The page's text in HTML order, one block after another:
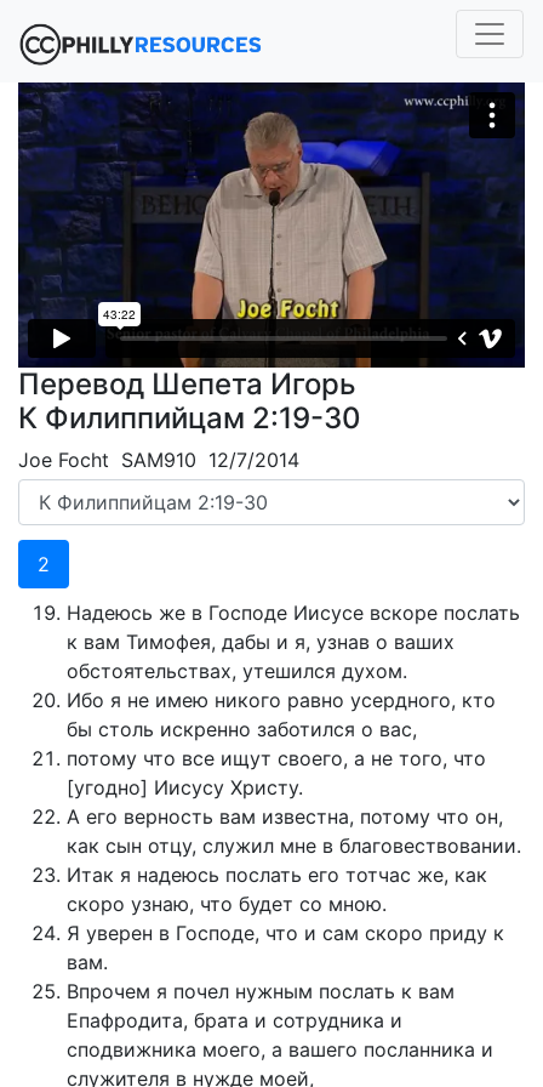
Перевод Шепета Игорь
К Филиппийцам 2:19-30
Joe Focht SAM910 12/7/2014
2
Надеюсь же в Господе Иисусе вскоре послать
к вам Тимофея, дабы и я, узнав о ваших
обстоятельствах, утешился духом.
Ибо я не имею никого равно усердного, кто
бы столь искренно заботился о вас,
потому что все ищут своего, а не того, что
[угодно] Иисусу Христу.
А его верность вам известна, потому что он,
как сын отцу, служил мне в благовествовании.
Итак я надеюсь послать его тотчас же, как
скоро узнаю, что будет со мною.
Я уверен в Господе, что и сам скоро приду к
вам.
Впрочем я почел нужным послать к вам
Епафродита, брата и сотрудника и
сподвижника моего, а вашего посланника и
служителя в нужде моей,